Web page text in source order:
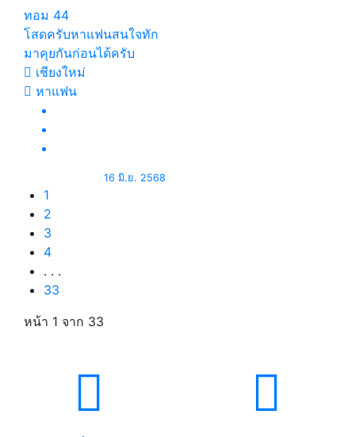
ทอม 44
โสดครับหาแฟนสนใจทัก
มาคุยกันก่อนได้ครับ
เชียงใหม่
หาแฟน
16 มิ.ย. 2568
1
2
3
4
. . .
33
หน้า 1 จาก 33